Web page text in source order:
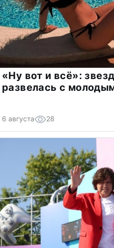
«Ну вот и всё»:
развелась с
6 августа 28